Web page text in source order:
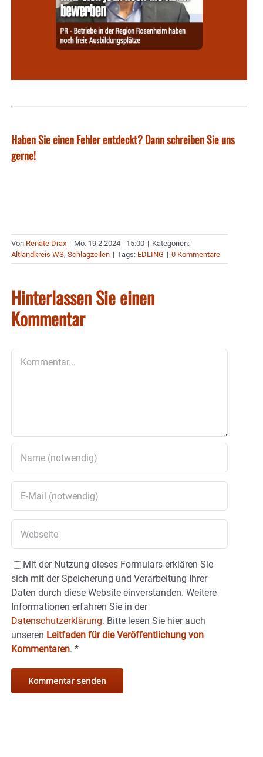
Haben Sie einen Fehler entdeckt? Dann schreiben Sie uns
gerne!
Von Renate Drax | Mo. 19.2.2024 - 15:00 | Kategorien:
Altlandkreis WS, Schlagzeilen | Tags: EDLING | 0 Kommentare
Hinterlassen Sie einen
Kommentar
Mit der Nutzung dieses Formulars erklären Sie
sich mit der Speicherung und Verarbeitung Ihrer
Daten durch diese Website einverstanden. Weitere
Informationen erfahren Sie in der
Datenschutzerklärung. Bitte lesen Sie hier auch
unseren Leitfaden für die Veröffentlichung von
Kommentaren. *